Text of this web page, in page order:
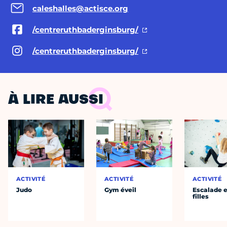
caleshalles@actisce.org
/centreruthbaderginsburg/
/centreruthbaderginsburg/
À LIRE AUSSI
ACTIVITÉ
Judo
ACTIVITÉ
Gym éveil
ACTIVITÉ
Escalade
filles